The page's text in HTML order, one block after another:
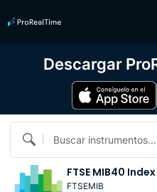
Buscar instrumentos...
FTSE MIB40 Index
FTSEMIB
Descargar